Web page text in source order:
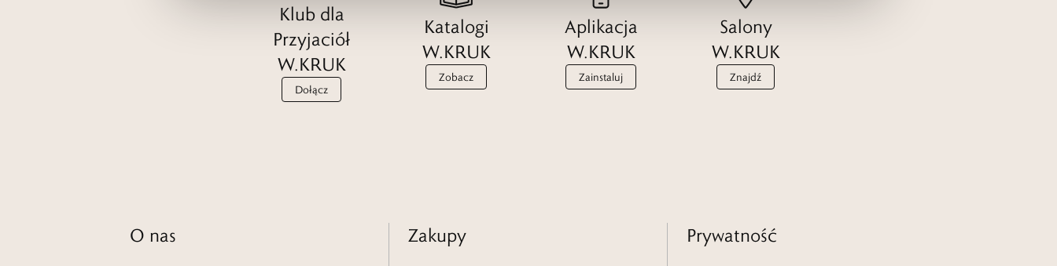
Klub dla
Przyjaciół
W.KRUK
Dołącz
Katalogi
W.KRUK
Zobacz
Aplikacja
W.KRUK
Zainstaluj
Salony
W.KRUK
Znajdź
O nas Zakupy Prywatność